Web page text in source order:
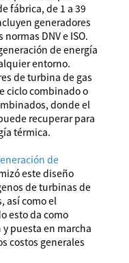
fábrica, de 1 a 39
generadores
DNV e ISO.
de energía
entorno.
de turbina de gas
ciclo combinado o
donde el
recuperar para
térmica.
de
este diseño
de turbinas de
así como el
esto da como
puesta en marcha
costos generales